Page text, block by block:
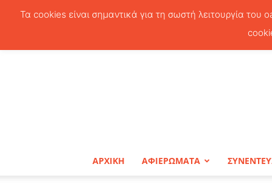
ΑΡΧΙΚΗ ΑΦΙΕΡΩΜΑΤΑ
Τα cookies είναι σημαντικά για τη σωστή λειτουργία του